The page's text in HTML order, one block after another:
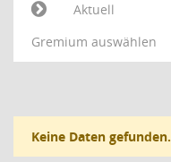
Aktuell
Gremium auswählen
Keine Daten gefunden.